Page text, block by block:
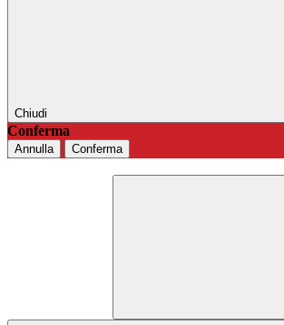
Chiudi
Conferma
Annulla Conferma